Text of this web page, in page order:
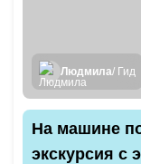
Людмила/ Гид
На машине
экскурсия с